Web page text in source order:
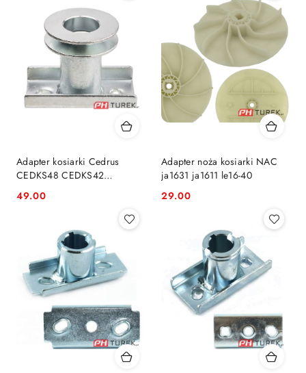
Adapter kosiarki Cedrus
CEDKS48 CEDKS42
KS53S-B KS53S-L
Cena:
49.00
Adapter noża kosiarki NAC
ja1631 ja1611 le16-40
Cena:
29.00